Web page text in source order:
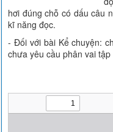
hơi đúng chỗ có dấu câu
kĩ năng đọc.
- Đối với bài Kể chuyện:
chưa yêu cầu phân vai